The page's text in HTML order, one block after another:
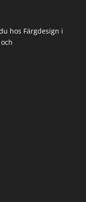
hos Färgdesign i